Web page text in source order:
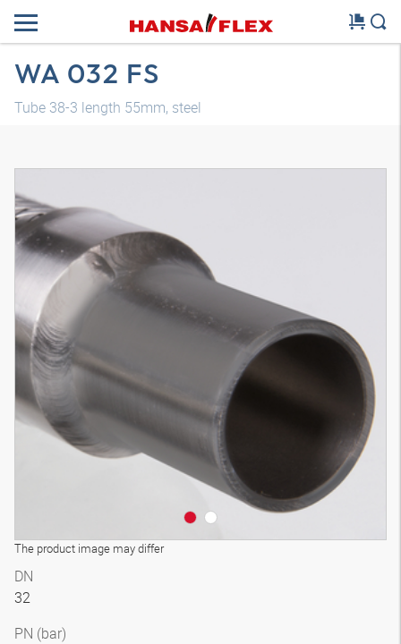
WA 032 FS
Tube 38-3 length 55mm, steel
The product image may differ
DN
32
PN (bar)